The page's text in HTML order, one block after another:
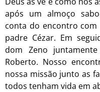
após um almoço
conta do encontro
padre Cézar. Em
dom Zeno
Roberto. Nosso
nossa missão junto as
todos tenham vida em